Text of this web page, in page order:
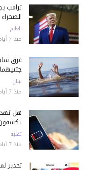
ترامب
الصحراء
العالم
منذ 7 أيام
غرق
جثتيهما
لبنان
منذ 7 أيام
هل
تقنية
منذ 7 أيام
تحذير